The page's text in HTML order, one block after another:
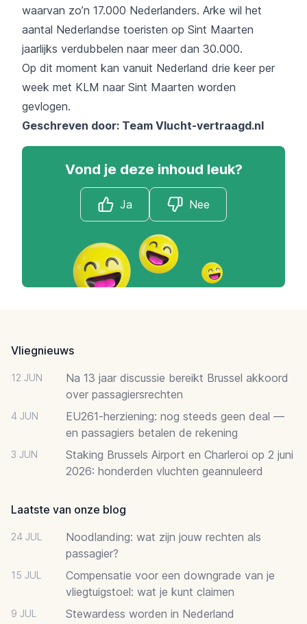
waarvan zo’n 17.000 Nederlanders. Arke wil het
aantal Nederlandse toeristen op Sint Maarten
jaarlijks verdubbelen naar meer dan 30.000.
Op dit moment kan vanuit Nederland drie keer per
week met KLM naar Sint Maarten worden
gevlogen.
Geschreven door: Team Vlucht-vertraagd.nl
Vond je deze inhoud leuk?
Ja Nee
Vliegnieuws
12 JUN
Na 13 jaar discussie bereikt Brussel akkoord
over passagiersrechten
4 JUN
EU261-herziening: nog steeds geen deal —
en passagiers betalen de rekening
3 JUN
Staking Brussels Airport en Charleroi op 2 juni
2026: honderden vluchten geannuleerd
Laatste van onze blog
24 JUL
Noodlanding: wat zijn jouw rechten als
passagier?
15 JUL
Compensatie voor een downgrade van je
vliegtuigstoel: wat je kunt claimen
9 JUL Stewardess worden in Nederland